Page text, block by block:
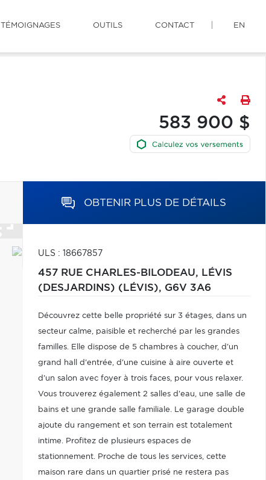
TÉMOIGNAGES OUTILS CONTACT EN
583 900 $
OBTENIR PLUS DE DÉTAILS
ULS : 18667857
457 RUE CHARLES-BILODEAU, LÉVIS
(DESJARDINS) (LÉVIS), G6V 3A6
Découvrez cette belle propriété sur 3 étages, dans un
secteur calme, paisible et recherché par les grandes
familles. Elle dispose de 5 chambres à coucher, d'un
grand hall d'entrée, d'une cuisine à aire ouverte et
d'un salon avec foyer à trois faces, pour vous relaxer.
Vous trouverez également 2 salles d'eau, une salle de
bains et une grande salle familiale. Le garage double
ajoute du rangement et son terrain est totalement
intime. Profitez de plusieurs espaces de
stationnement. Proche de tous les services, cette
maison rare dans un quartier prisé ne restera pas